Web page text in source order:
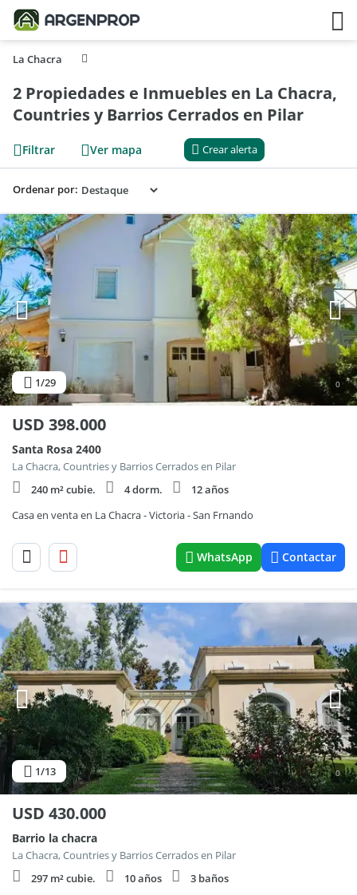
La Chacra
2 Propiedades e Inmuebles en La Chacra,
Countries y Barrios Cerrados en Pilar
Filtrar Ver mapa Crear alerta
Ordenar por:
1/29 0
USD 398.000
Santa Rosa 2400
La Chacra, Countries y Barrios Cerrados en Pilar
240 m² cubie.
4 dorm.
12 años
Casa en venta en La Chacra - Victoria - San Frnando
WhatsApp Contactar
1/13 0
USD 430.000
Barrio la chacra
La Chacra, Countries y Barrios Cerrados en Pilar
297 m² cubie.
10 años
3 baños